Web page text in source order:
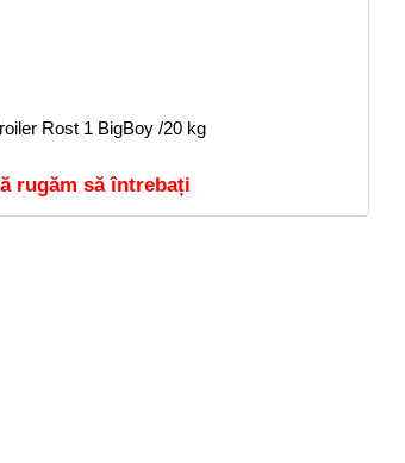
Rost 1 BigBoy /20 kg
rugăm să întrebați